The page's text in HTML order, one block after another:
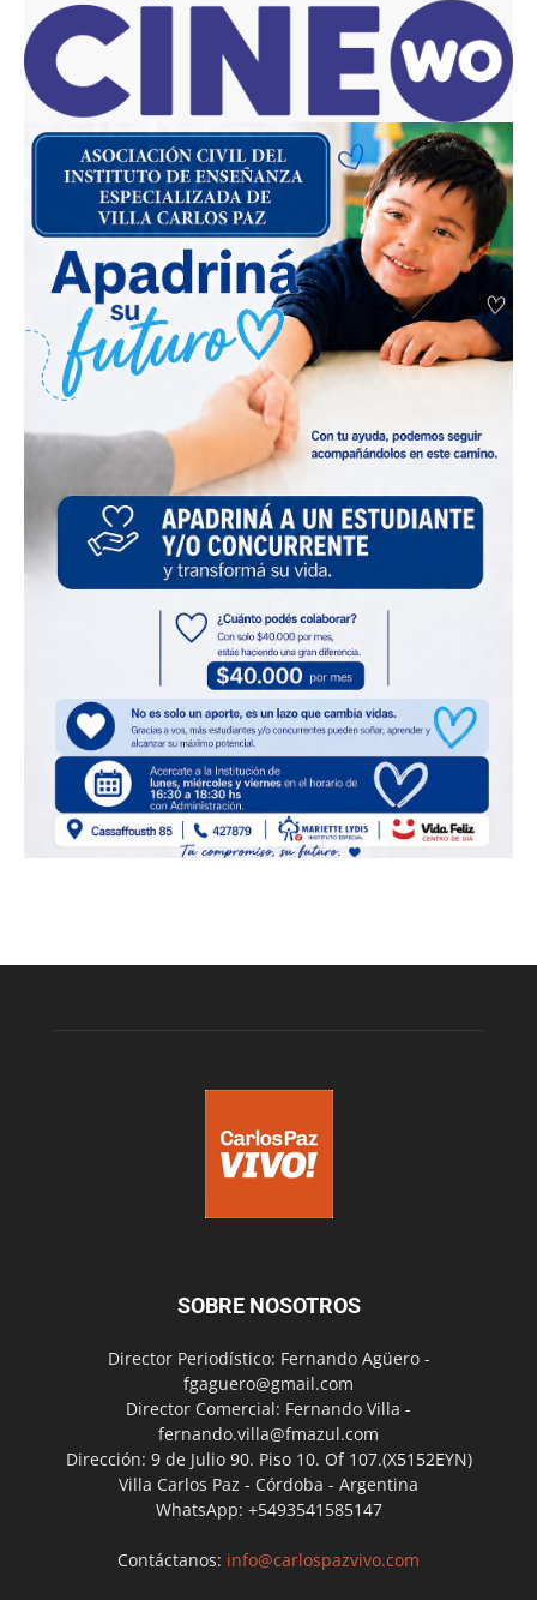
SOBRE NOSOTROS
Director Periodístico: Fernando Agüero -
fgaguero@gmail.com
Director Comercial: Fernando Villa -
fernando.villa@fmazul.com
Dirección: 9 de Julio 90. Piso 10. Of 107.(X5152EYN)
Villa Carlos Paz - Córdoba - Argentina
WhatsApp: +5493541585147
Contáctanos: info@carlospazvivo.com